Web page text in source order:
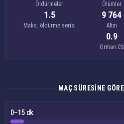
Öldürmeler Ölümler
1.5
Maks. öldürme serisi
9 764
Altın
0.9
Orman CS
MAÇ SÜRESINE
0–15 dk